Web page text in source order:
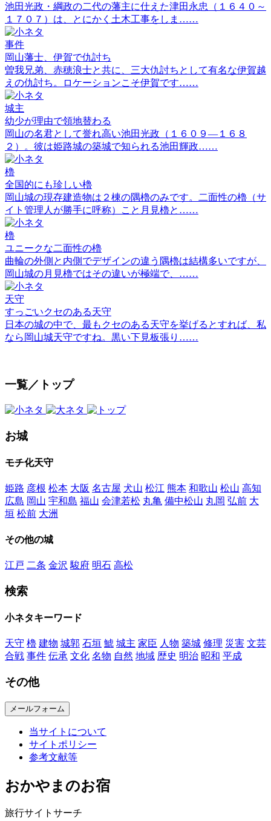
池田光政・綱政の二代の藩主に仕えた津田永忠（１６４０～
１７０７）は、とにかく土木工事をしま……
事件
岡山藩士、伊賀で仇討ち
曽我兄弟、赤穂浪士と共に、三大仇討ちとして有名な伊賀越
えの仇討ち。ロケーションこそ伊賀です……
城主
幼少が理由で領地替わる
岡山の名君として誉れ高い池田光政（１６０９―１６８
２）。彼は姫路城の築城で知られる池田輝政……
櫓
全国的にも珍しい櫓
岡山城の現存建造物は２棟の隅櫓のみです。二面性の櫓（サ
イト管理人が勝手に呼称）こと月見櫓と……
櫓
ユニークな二面性の櫓
曲輪の外側と内側でデザインの違う隅櫓は結構多いですが、
岡山城の月見櫓ではその違いが極端で、……
天守
すっごいクセのある天守
日本の城の中で、最もクセのある天守を挙げるとすれば、私
なら岡山城天守ですね。黒い下見板張り……
一覧／トップ
お城
モチ化天守
姫路 彦根 松本 大阪 名古屋 犬山 松江 熊本 和歌山 松山 高知
広島 岡山 宇和島 福山 会津若松 丸亀 備中松山 丸岡 弘前 大
垣 松前 大洲
その他の城
江戸 二条 金沢 駿府 明石 高松
検索
小ネタキーワード
天守 櫓 建物 城郭 石垣 鯱 城主 家臣 人物 築城 修理 災害 文芸
合戦 事件 伝承 文化 名物 自然 地域 歴史 明治 昭和 平成
その他
メールフォーム
当サイトについて
サイトポリシー
参考文献等
おかやまのお宿
旅行サイトサーチ